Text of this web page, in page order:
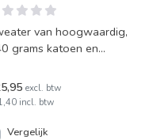
van hoogwaardig,
grams katoen en
prettige pasvorm en gev
excl. btw
incl. btw
Vergelijk